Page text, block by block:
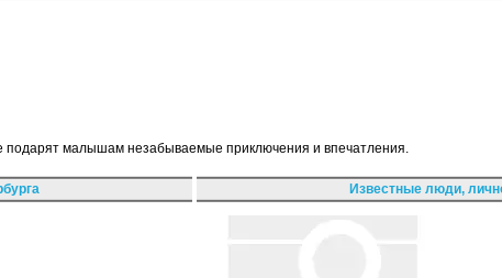
подарят малышам незабываемые приключения и впечатления.
Известные люди,